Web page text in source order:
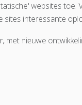
websites toe.
interessante
met nieuwe